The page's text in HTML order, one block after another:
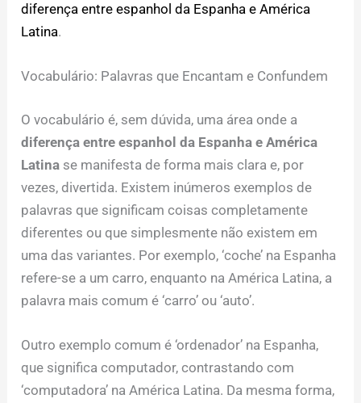
diferença entre espanhol da Espanha e América
Latina.
Vocabulário: Palavras que Encantam e Confundem
O vocabulário é, sem dúvida, uma área onde a
diferença entre espanhol da Espanha e América
Latina se manifesta de forma mais clara e, por
vezes, divertida. Existem inúmeros exemplos de
palavras que significam coisas completamente
diferentes ou que simplesmente não existem em
uma das variantes. Por exemplo, ‘coche’ na Espanha
refere-se a um carro, enquanto na América Latina, a
palavra mais comum é ‘carro’ ou ‘auto’.
Outro exemplo comum é ‘ordenador’ na Espanha,
que significa computador, contrastando com
‘computadora’ na América Latina. Da mesma forma,